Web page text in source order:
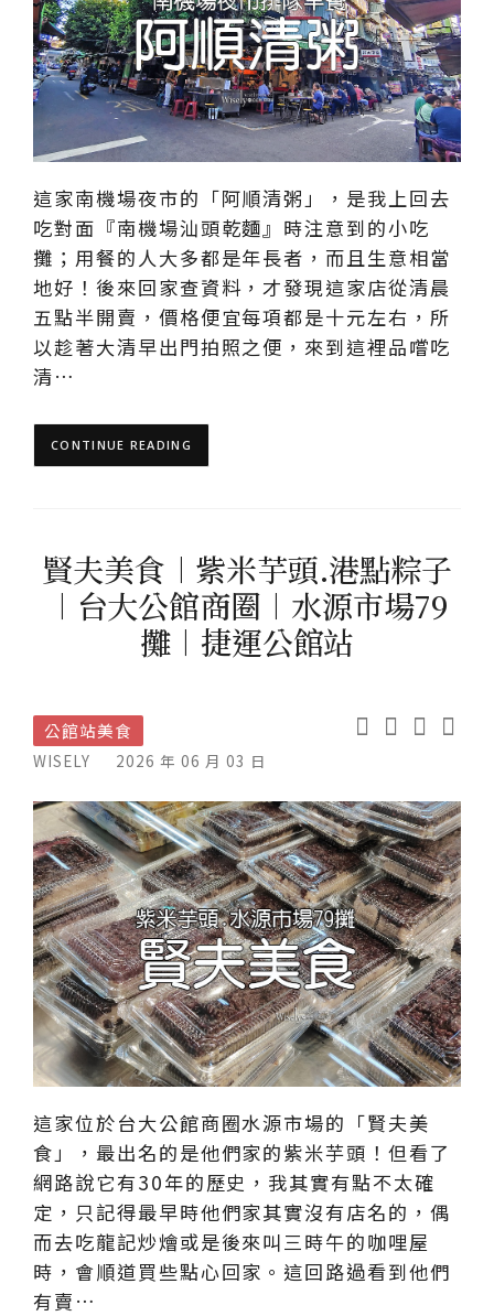
這家南機場夜市的「阿順清粥」，是我上回去
吃對面『南機場汕頭乾麵』時注意到的小吃
攤；用餐的人大多都是年長者，而且生意相當
地好！後來回家查資料，才發現這家店從清晨
五點半開賣，價格便宜每項都是十元左右，所
以趁著大清早出門拍照之便，來到這裡品嚐吃
清…
CONTINUE READING
賢夫美食︱紫米芋頭.港點粽子
︱台大公館商圈︱水源市場79
攤︱捷運公館站
公館站美食
WISELY 2026 年 06 月 03 日
這家位於台大公館商圈水源市場的「賢夫美
食」，最出名的是他們家的紫米芋頭！但看了
網路說它有30年的歷史，我其實有點不太確
定，只記得最早時他們家其實沒有店名的，偶
而去吃龍記炒燴或是後來叫三時午的咖哩屋
時，會順道買些點心回家。這回路過看到他們
有賣…